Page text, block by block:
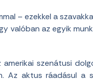
– ezekkel a
valóban az egyik
szenátusi
aktus ráadásul a